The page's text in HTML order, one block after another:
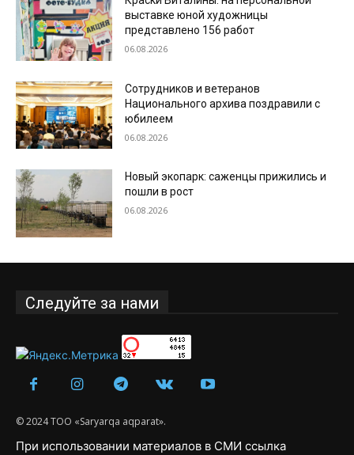
выставке юной художницы
представлено 156 работ
06.08.2026
Сотрудников и ветеранов
Национального архива поздравили с
юбилеем
06.08.2026
Новый экопарк: саженцы прижились и
пошли в рост
06.08.2026
Следуйте за нами
© 2024 ТОО «Saryarqa aqparat».
При использовании материалов в СМИ ссылка